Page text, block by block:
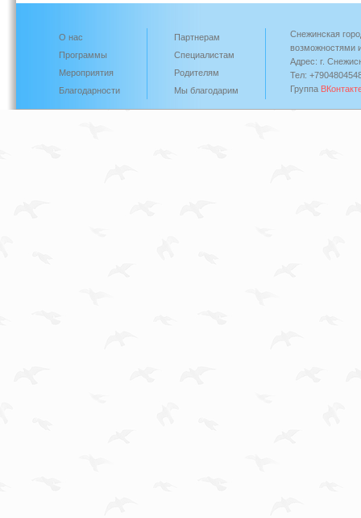
О нас
Программы
Мероприятия
Благодарности
Партнерам
Специалистам
Родителям
Мы благодарим
Снежинская
возможностями
Адрес: г.
Тел:
Группа